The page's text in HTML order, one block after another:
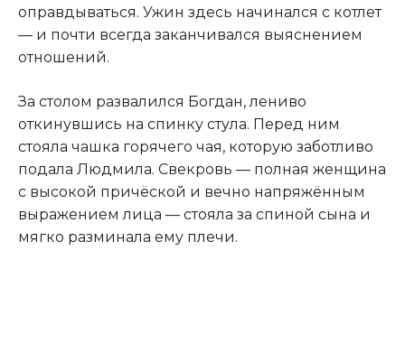
оправдываться. Ужин здесь начинался с котлет
— и почти всегда заканчивался выяснением
отношений.
За столом развалился Богдан, лениво
откинувшись на спинку стула. Перед ним
стояла чашка горячего чая, которую заботливо
подала Людмила. Свекровь — полная женщина
с высокой причёской и вечно напряжённым
выражением лица — стояла за спиной сына и
мягко разминала ему плечи.